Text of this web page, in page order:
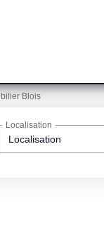
Blois
Localisation
Localisation